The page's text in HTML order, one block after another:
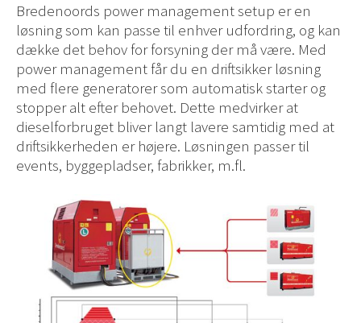
Bredenoords power management setup er en
løsning som kan passe til enhver udfordring, og kan
dække det behov for forsyning der må være. Med
power management får du en driftsikker løsning
med flere generatorer som automatisk starter og
stopper alt efter behovet. Dette medvirker at
dieselforbruget bliver langt lavere samtidig med at
driftsikkerheden er højere. Løsningen passer til
events, byggepladser, fabrikker, m.fl.